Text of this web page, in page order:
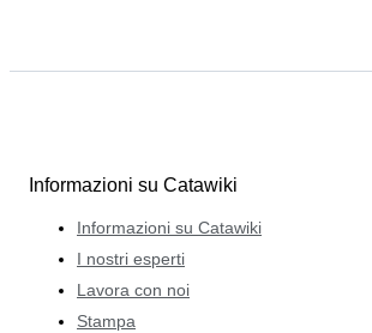
Informazioni su Catawiki
Informazioni su Catawiki
I nostri esperti
Lavora con noi
Stampa